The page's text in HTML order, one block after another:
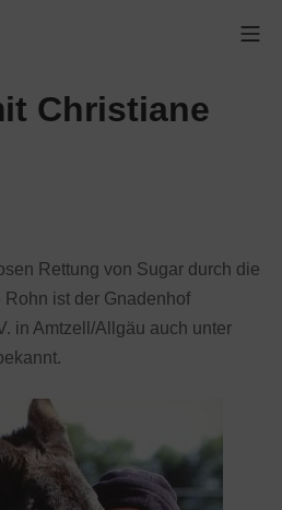
Christiane
Rettung von Sugar durch die
Rohn ist der Gnadenhof
in Amtzell/Allgäu auch unter